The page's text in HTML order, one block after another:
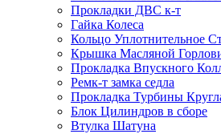
Прокладки ДВС к-т
Гайка Колеса
Кольцо Уплотнительное
Крышка Масляной
Прокладка Впускного
Ремк-т замка седла
Прокладка Турбины
Блок Цилиндров в сборе
Втулка Шатуна